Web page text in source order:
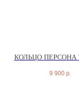
КОЛЬЦО ПЕРСОНА
9 900 р.